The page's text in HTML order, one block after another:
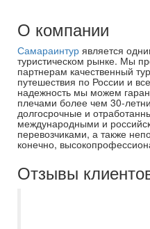
О компании
Самараинтур является
туристическом рынке. Мы
партнерам качественный
путешествия по России и
надежность мы можем
плечами более чем 30-
долгосрочные и
международными и
перевозчиками, а также
конечно,
Отзывы